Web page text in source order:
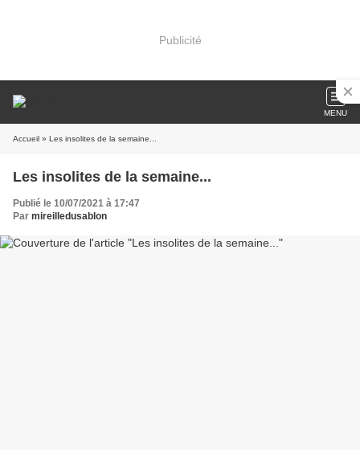
Publicité
MENU
Accueil » Les insolites de la semaine...
Les insolites de la semaine...
Publié le 10/07/2021 à 17:47
Par mireilledusablon